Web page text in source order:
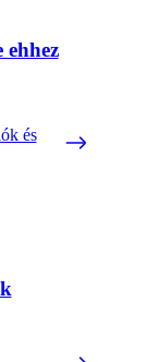
ehhez
és